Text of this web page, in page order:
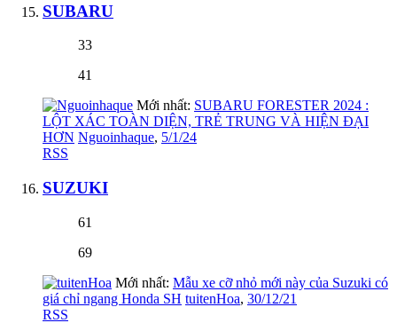
SUBARU
33
41
Mới nhất: SUBARU FORESTER 2024 :
LỘT XÁC TOÀN DIỆN, TRẺ TRUNG VÀ HIỆN ĐẠI
HƠN Nguoinhaque, 5/1/24
RSS
SUZUKI
61
69
Mới nhất: Mẫu xe cỡ nhỏ mới này của Suzuki có
giá chỉ ngang Honda SH tuitenHoa, 30/12/21
RSS